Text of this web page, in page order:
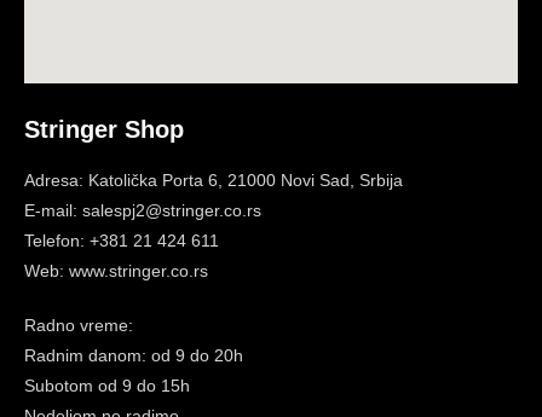
Stringer Shop
Adresa: Katolička Porta 6, 21000 Novi Sad, Srbija
E-mail: salespj2@stringer.co.rs
Telefon: +381 21 424 611
Web: www.stringer.co.rs
Radno vreme:
Radnim danom: od 9 do 20h
Subotom od 9 do 15h